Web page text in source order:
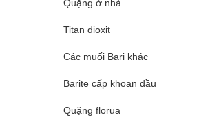
Quặng ở nhà
Titan dioxit
Các muối Bari khác
Barite cấp khoan dầu
Quặng florua